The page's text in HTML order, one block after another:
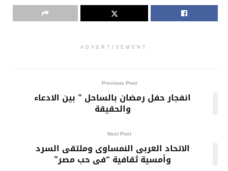
ADVERTISEMENT
Previous Post
انفجار حفل رمضان بالساحل ” بين الادعاء
والحقيقة
Next Post
الاتحاد العربى النمساوى وملتقى السرد
وأمسية ثقافية “فى حب مصر”